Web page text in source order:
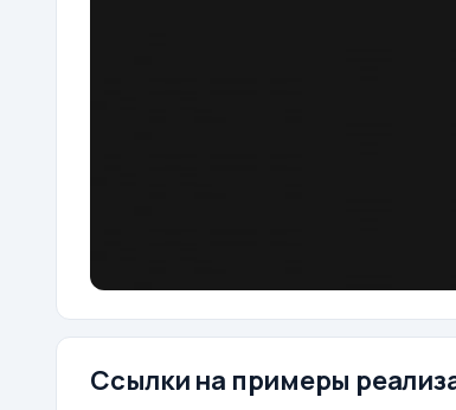
Ссылки на примеры